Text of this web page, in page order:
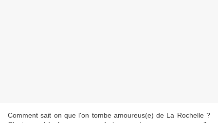
Comment sait on que l'on tombe amoureus(e) de La Rochelle ?